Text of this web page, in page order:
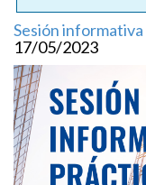
Sesión
17/05/2023